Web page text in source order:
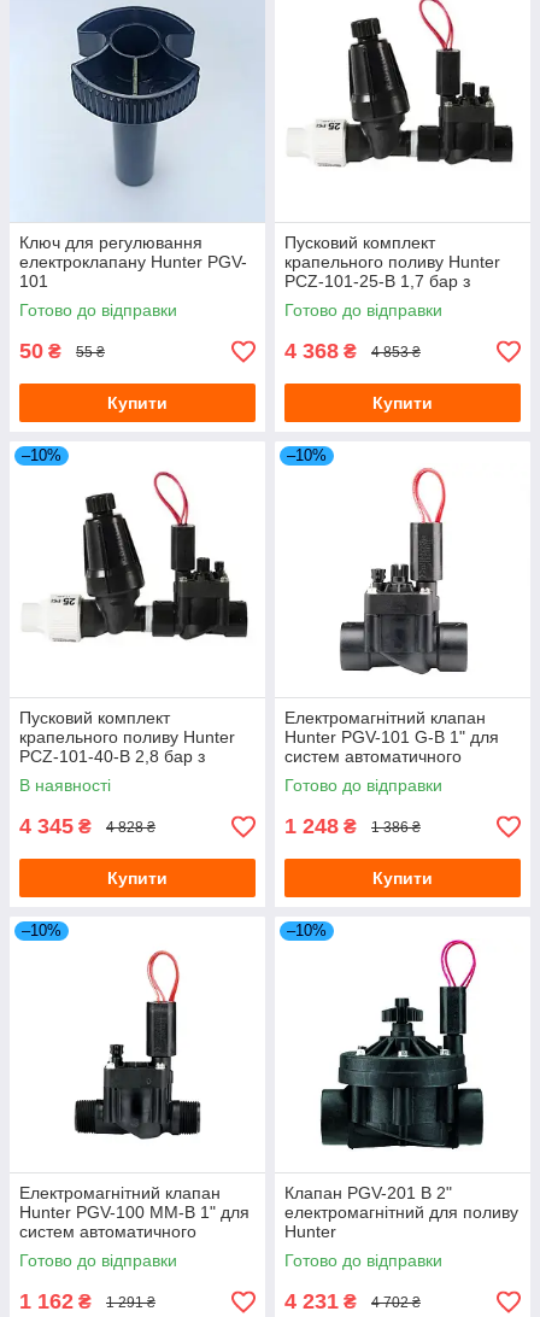
Ключ для регулювання
електроклапану Hunter PGV-
101
Готово до відправки
50 ₴ 55 ₴
Купити
Пусковий комплект
крапельного поливу Hunter
PCZ-101-25-B 1,7 бар з
клапаном і фільтром
Готово до відправки
4 368 ₴ 4 853 ₴
Купити
–10%
Пусковий комплект
крапельного поливу Hunter
PCZ-101-40-B 2,8 бар з
клапаном і фільтром
В наявності
4 345 ₴ 4 828 ₴
Купити
–10%
Електромагнітний клапан
Hunter PGV-101 G-B 1" для
систем автоматичного
поливу
Готово до відправки
1 248 ₴ 1 386 ₴
Купити
–10%
Електромагнітний клапан
Hunter PGV-100 MM-B 1" для
систем автоматичного
поливу
Готово до відправки
1 162 ₴ 1 291 ₴
–10%
Клапан PGV-201 В 2"
електромагнітний для поливу
Hunter
Готово до відправки
4 231 ₴ 4 702 ₴